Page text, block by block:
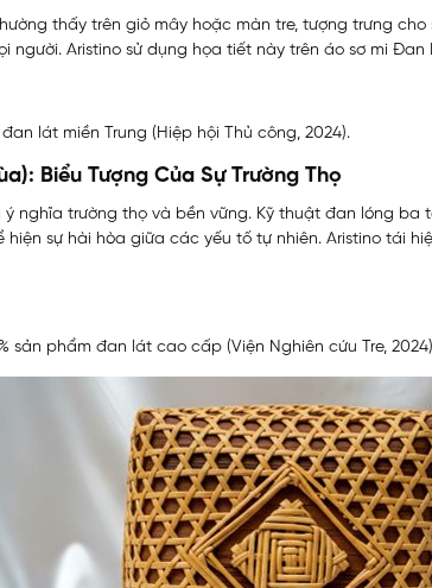
thấy trên giỏ mây hoặc màn tre, tượng trưng
người. Aristino sử dụng họa tiết này trên áo sơ mi
lát miền Trung (Hiệp hội Thủ công, 2024).
Biểu Tượng Của Sự Trường Thọ
nghĩa trường thọ và bền vững. Kỹ thuật đan lóng
sự hài hòa giữa các yếu tố tự nhiên. Aristino tái
sản phẩm đan lát cao cấp (Viện Nghiên cứu Tre,